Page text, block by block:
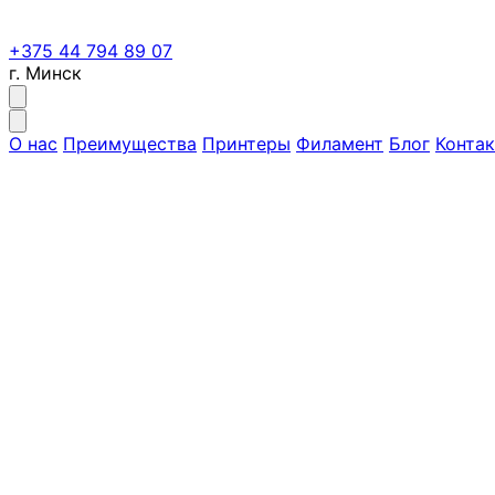
+375 44 794 89 07
г. Минск
О нас Преимущества Принтеры Филамент Блог